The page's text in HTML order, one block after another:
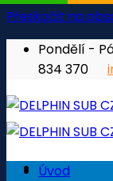
Přeskočit na
Pondělí -
834 370
Úvod